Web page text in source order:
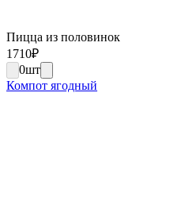
Пицца из половинок
1710₽
0шт
Компот ягодный